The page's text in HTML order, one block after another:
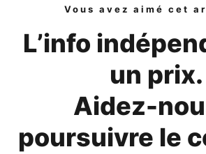
Vous avez aimé cet
L’info
un prix.
Aidez-
poursuivre le